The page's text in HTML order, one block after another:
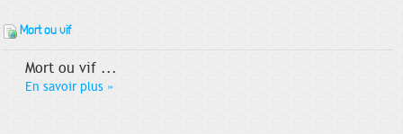
Mort ou vif
Mort ou vif ...
En savoir plus »